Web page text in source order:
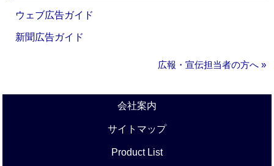
ウェブ広告ガイド
新聞広告ガイド
広報・宣伝担当者の方へ »
会社案内
サイトマップ
Product List